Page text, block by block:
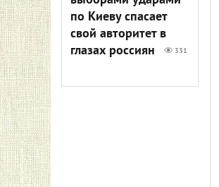
по Киеву спасает
свой авторитет в
глазах россиян
331